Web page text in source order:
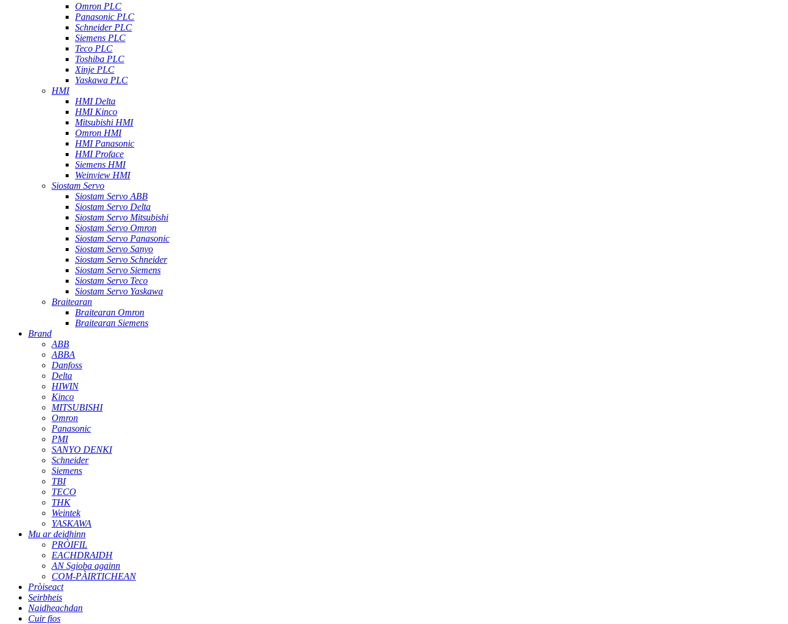
Omron PLC
Panasonic PLC
Schneider PLC
Siemens PLC
Teco PLC
Toshiba PLC
Xinje PLC
Yaskawa PLC
HMI
HMI Delta
HMI Kinco
Mitsubishi HMI
Omron HMI
HMI Panasonic
HMI Proface
Siemens HMI
Weinview HMI
Siostam Servo
Siostam Servo ABB
Siostam Servo Delta
Siostam Servo Mitsubishi
Siostam Servo Omron
Siostam Servo Panasonic
Siostam Servo Sanyo
Siostam Servo Schneider
Siostam Servo Siemens
Siostam Servo Teco
Siostam Servo Yaskawa
Braitearan
Braitearan Omron
Braitearan Siemens
Brand
ABB
ABBA
Danfoss
Delta
HIWIN
Kinco
MITSUBISHI
Omron
Panasonic
PMI
SANYO DENKI
Schneider
Siemens
TBI
TECO
THK
Weintek
YASKAWA
Mu ar deidhinn
PRÒIFIL
EACHDRAIDH
AN Sgioba againn
COM-PÀIRTICHEAN
Pròiseact
Seirbheis
Naidheachdan
Cuir fios